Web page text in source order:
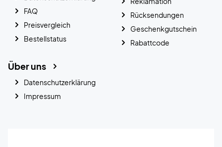
FAQ
Preisvergleich
Bestellstatus
Rücksendungen
Geschenkgutschein
Rabattcode
Über uns
Datenschutzerklärung
Impressum